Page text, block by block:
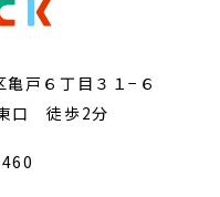
戸６丁目３１−６
口 徒歩2分